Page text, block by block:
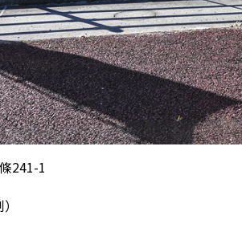
241-1